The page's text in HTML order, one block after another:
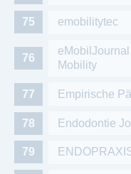
emobilitytec
Mobility
Empirische
Endodontie